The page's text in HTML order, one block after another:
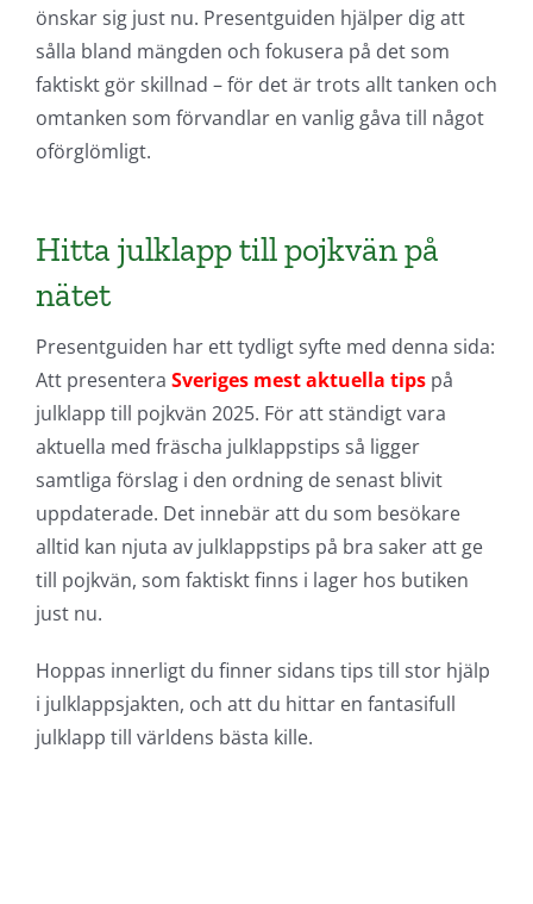
önskar sig just nu. Presentguiden hjälper dig att
sålla bland mängden och fokusera på det som
faktiskt gör skillnad – för det är trots allt tanken och
omtanken som förvandlar en vanlig gåva till något
oförglömligt.
Hitta julklapp till pojkvän på
nätet
Presentguiden har ett tydligt syfte med denna sida:
Att presentera Sveriges mest aktuella tipspå
julklapp till pojkvän 2025. För att ständigt vara
aktuella med fräscha julklappstips så ligger
samtliga förslag i den ordning de senast blivit
uppdaterade. Det innebär att du som besökare
alltid kan njuta av julklappstips på bra saker att ge
till pojkvän, som faktiskt finns i lager hos butiken
just nu.
Hoppas innerligt du finner sidans tips till stor hjälp
i julklappsjakten, och att du hittar en fantasifull
julklapp till världens bästa kille.